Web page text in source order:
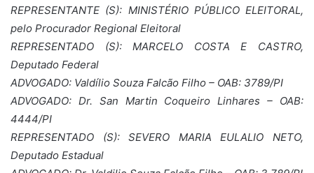
REPRESENTANTE (S): MINISTÉRIO PÚBLICO ELEITORAL,
pelo Procurador Regional Eleitoral
REPRESENTADO (S): MARCELO COSTA E CASTRO,
Deputado Federal
ADVOGADO: Valdílio Souza Falcão Filho – OAB: 3789/PI
ADVOGADO: Dr. San Martin Coqueiro Linhares – OAB:
4444/PI
REPRESENTADO (S): SEVERO MARIA EULALIO NETO,
Deputado Estadual